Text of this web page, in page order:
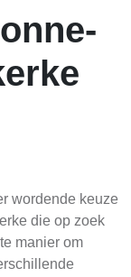
wordende keuze
die op zoek
manier om